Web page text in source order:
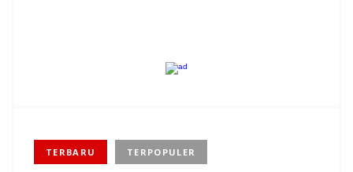
TERBARU TERPOPULER